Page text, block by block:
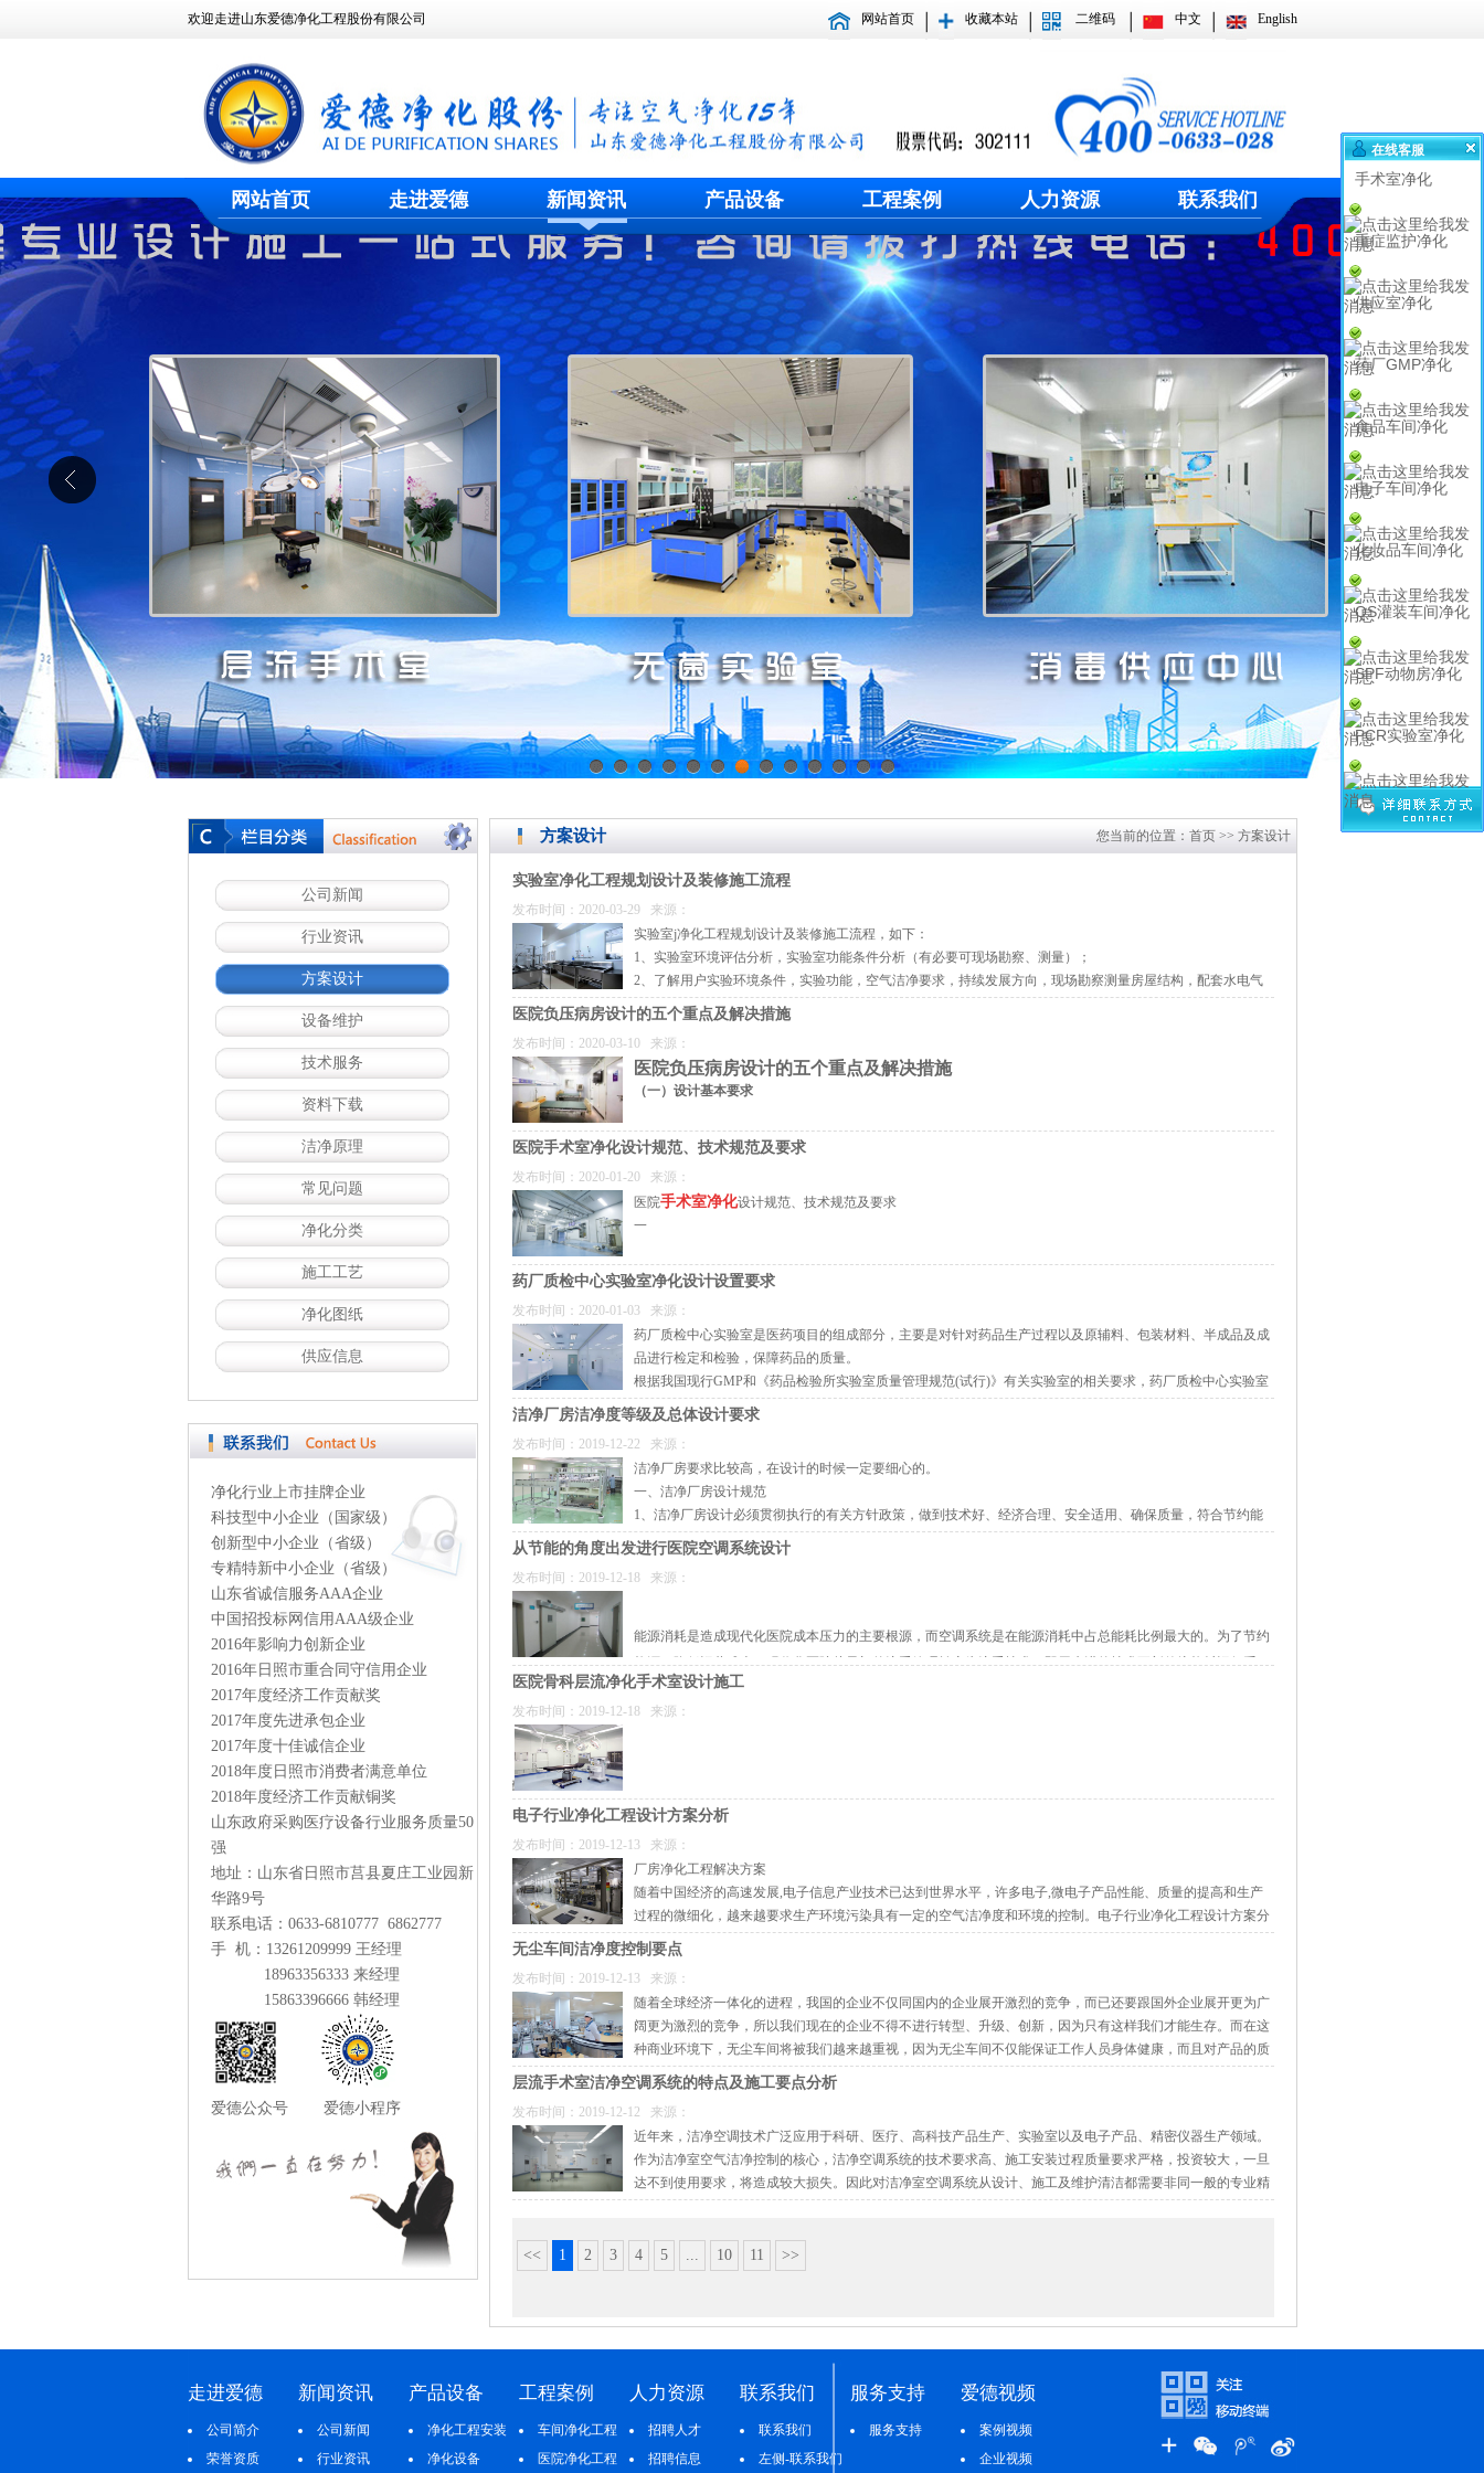
欢迎走进山东爱德净化工程股份有限公司 中文 English
二维码
网站首页 收藏本站
网站首页 走进爱德 新闻资讯 产品设备 工程案例 人力资源 联系我们
1 2 3 4 5 6 7 8 9 10 11 12 13
公司新闻
行业资讯
方案设计
设备维护
技术服务
资料下载
洁净原理
常见问题
净化分类
施工工艺
净化图纸
供应信息
净化行业上市挂牌企业
科技型中小企业（国家级）
创新型中小企业（省级）
专精特新中小企业（省级）
山东省诚信服务AAA企业
中国招投标网信用AAA级企业
2016年影响力创新企业
2016年日照市重合同守信用企业
2017年度经济工作贡献奖
2017年度先进承包企业
2017年度十佳诚信企业
2018年度日照市消费者满意单位
2018年度经济工作贡献铜奖
山东政府采购医疗设备行业服务质量50
强
地址：山东省日照市莒县夏庄工业园新
华路9号
联系电话：0633-6810777 6862777
手 机：13261209999 王经理
18963356333 来经理
15863396666 韩经理
爱德公众号 爱德小程序
方案设计 您当前的位置： 首页>> 方案设计
实验室净化工程规划设计及装修施工流程
发布时间：2020-03-29 来源：
实验室j净化工程规划设计及装修施工流程，如下：
1、实验室环境评估分析，实验室功能条件分析（有必要可现场勘察、测量）；
2、了解用户实验环境条件，实验功能，空气洁净要求，持续发展方向，现场勘察测量房屋结构，配套水电气
风安全环保条件的可行性。
3、讨论设计方案→平面配置草图→工程预算→编列工程费用→讨论定案；
4、签订设计或工程合约收取首期设计费。（总体规划平面布置图设计； 用户审核，修改方案，确认平面规划； 装饰和机电系统配
套设计，实验配套设备配置设计； 用户审核可行性安全性，修改方案，确认配置设计； 平面转三维立体设计，提供三维立体效果
图； 用户审核三维立体效果图，修改方案，确认效果设计。）
6、输出全套设计方案，工程量清单，设备配置清单，工程预算； 用户审核工程量配置和预算；
7、原始建筑结构图； 结构改变，墙体移位方案设计图；室内装饰设计图（吊顶，墙面隔断门窗，地面）； 电气配套设计图（强
气源配送设计； 实验操作台配置设计； 工程配套设备技术要求及材质说明； 施工项目说明；
8、最终确认实验室整体设计方案。
山东爱德净化工程股份有限公司公司是一家集净化工程设计、施工、维护以及产品研发、生产、销售于一体的高科技企业。公司拥
有专业的设计团队，优秀的的工程安装队伍、熟练的技术工人及完善的售后服务。本公司各类资质证书齐全，技术力量雄厚，工程
装备精良，检测设备完善，公司奉行求实、创新、质量的宗旨，一贯坚持诚信为本、科技至先的企业精神，以及为社会、用户创造
效益的经营理念，已成为国内净化工程行业中的佼佼者。欲知更多医疗洁净室净化行业知识，敬请关注微信公众号：
188（爱德净化供氧）
医院负压病房设计的五个重点及解决措施
发布时间：2020-03-10 来源：
医院负压病房设计的五个重点及解决措施
（一）设计基本要求
1.负压病房、负压ICU等建议净化级别为十万级。
2.病房均采用全新风系统，即全送全排，病房配套的缓冲间、卫生间并入病房空调系统。
3.每套负压ICU配置一套送排风系统，送风机组配置G4+F8过滤装置，室内送风口采用内置H13高效送风口送风。排风机组配置
G4+F8+H13过滤装置。
5.净化机组配置电极/电热式加湿器加湿，冷热源采用风冷模块机组提供，当机组数量较少，现场无专用机房时，可采用一体化直膨
式净化机组。
医院暖通设计
（二）暖通专业设计重点难点及解决措施
重点一：室内洁净度及温湿度的保证
净化空调风系统采用三级过滤（粗、中、亚高/高效过滤器），全新风系统表冷器配置可采用水表冷+氟表冷双表冷形式，优选蒸汽
加湿器，加上高精度控制系统，确保室内洁净度及温湿度可控。
重点二：保证医护人员工作环境安全
（1）病房空调系统采用全新风直流送风系统，室内空气全部排出，不循环使用。
（2）负压病房采用上送侧下排气流组，气流方向单一不紊乱。
（3）针对性的气流组织，室内送排风口布置如下图，流经病人的空气不经过医护，确保医护人员安全。
重点三：保证外界环境的安全
（1）合理的压力梯度，病房内污染空气不外溢，室外污染空气不侵入，实现静态隔离。_
（2）排风系统过滤对病房环境安全至关重要，在病房排风口配置高效过滤器，且可实现过滤器检漏，将所有污染物阻隔在室内，确
保室外环境甚至通风管道不被污染。
（3）排风出口设置于建筑物最高位置3米以上，确保排出空气能成环境气流充分稀释，将影响降到最低。
重点四：保证负压压差及压力梯度的恒定
（1）负压是负压病房的基础，在确保送风量满足净化要求的同时，对系统排风量设置一定的余量，且送风机、排风机均配置变频调
节，根据实际需求实时调整风量，确保在多因素影响下，仍能保证室内负压。
（3）对每个病房的送排风干管上配置定风量装置，确保房间的送风量和排风量恒定，从而保证房间的压力恒定。
（1）负压病房使用过程中的关键在于负压的维持，负压失控将导致严重的交叉感染。因此，对每一台排风机组均应设置备用机组，
在机组故障后自动开启备用机组，确保负压维持，同时也可在设备维护时互为备用。
（2）设备用电均配备双电源设置，确保电源可靠。
医院手术室净化设计规范、技术规范及要求
发布时间：2020-01-20 来源：
医院手术室净化设计规范、技术规范及要求
一
洁净手术部装饰要求
1
手术部墙体
1)手术室及洁净内走廊墙壁体选用防锈，耐擦洗，耐酸碱，防火，隔音保温的金属材料(进口电解金属板或彩钢板)制成防菌墙面，墙
体连接采用圆弧形式。
2)洁净外走廊和其他辅助用房采用彩钢板,彩钢板板厚度必须按国家标准执行
2
手术部地面
1)全部采用进口防静电,抗菌.防火.耐磨pvc卷材.
3
吊 顶
2)走廊及辅助用房设计吊顶高度达到达2800mm，采用彩钢板吊顶。
4
门
1)手术部入口门，手术室门，换车间门均设计一樘光控制感应电动门，感应装置，导轨均采用进口。手术部其他门均设计一樘电动
门。
3)相关辅房的门采用手动门。
1)每间洁净手术室的基本装备应符合表达式要求。
药厂质检中心实验室净化设计设置要求
发布时间：2020-01-03 来源：
药厂质检中心实验室是医药项目的组成部分，主要是对针对药品生产过程以及原辅料、包装材料、半成品及成
品进行检定和检验，保障药品的质量。
根据我国现行GMP和《药品检验所实验室质量管理规范(试行)》有关实验室的相关要求，药厂质检中心实验室
净化设计可根据一下方面来设置要求：
1、试剂、标准品室;
2、清洁洗涤区，如清洁室、消毒室、准备室、培养室;
3、一般分析实验区，如化学实验室、原辅料检验室、包材检验室、普通仪器窒、成品检验室;
4、资料存储、数据处理区，如档案资料室、电脑室;
5、留样观察室，包括加速稳定性考察室;
7、特殊分析作业区。分为理化系统(如高温室、精密仪器室、天平室、毒气室等)和生物系统(如抗生素微生物检定室、无菌检查室、
微生物限度检定室等)。
二、药厂质检中心实验室净化主要功能间环境净化设置
药厂质检中心环境参数的设置要求分为三类：
第一类是对功能间有空气洁净度要求的。
1、无菌检查室、微生物限度检查室和抗生素微生物检定室，应分开设置;
2、无菌检查室、微牛物限度检定室应为无菌洁净室，室内净化级别不应低于l万级，操作区应设置局部100级单向流装置;
3、对抗生素微生物检定室，其净化级别至少应为10万级。
第二类是对功能间有温、湿度要求的;
1、如加速稳定性考察室的环境参数通常为：温度40℃，湿度75%;对天平室、精密仪器室主要是要求除湿。
第三类是普通的办公区等，没有特殊要求，像毒气室则要求有专用的排气设施。
三、药厂质检中心实验室净化空气净化系统及辅助设施
1、人净设施
确认空气洁净度的等级要求，在进入洁净区的工作人员需更衣，目的是阻止灰尘进入。为了避免交叉污染，1万级无菌室、1万级非
无菌室和10万级洁净室的人员净化设施应分别设置。在进入不同的洁净室时，应更换相对应的洁净衣。
2、物净设施
物料净化是指对生产、操作所用的原辅物料、试剂、半成品、包装材料等的净化，进入无菌室的物品和物净设施应按无菌要求处理
和设置。物净设施有：传递窗(带紫外线杀菌)、外清间、消毒间、缓冲间、工器具清洗间等相关设施。
爱德净化公司主营净化系统工程项目及配套设施安装，如净化手术室及重症监护ICU、供应室、实验室净化、电子厂房、医药、食
品卫生空气净化厂房、恒温恒湿工程的设计、施工、售后服务及配套产品开发，公司与国内多所高校及国际知名公司建立了良好的
合作伙伴关系。欲知更多实验室室净化行业知识，敬请关注微信公众号：Aide-188（爱德净化供氧）
洁净厂房洁净度等级及总体设计要求
发布时间：2019-12-22 来源：
洁净厂房要求比较高，在设计的时候一定要细心的。
一、洁净厂房设计规范
1、洁净厂房设计必须贯彻执行的有关方针政策，做到技术好、经济合理、安全适用、确保质量，符合节约能
源和环境保护的要求。
2、本规范适用于新建和改建、扩建的洁净厂房设计，但不适用于以细菌为控制对象的生物洁净室。本规范有关防火和疏散、消防设
施章节的规定，不适用于建筑高度超过24米的高层洁净厂房和地下洁净厂房的设计。
3、在利用原有建筑进行洁净技术改造时，洁净厂房设计必须根据生产工艺要求，因地制宜、区别对待，充分利用已有的技术设施。
4、洁净厂房设计应为施工安装、维护管理、测试和安全运行创造必要的条件。
5、洁净厂房设计除应按本规范执行外，尚应符合现行的标准、规范的有关要求。
二、 空气洁净度等级
1、空气洁净度应按表2.0.1规定划分为四个等级。
注：对于空气洁净度为100级的洁净室内大于等于5微米尘粒的计算应进行多次采样。当其多次出现时，方可认为该测试数值是可靠
的。
2、洁净室空气洁净度等级的检验，应以动态条件下测试的尘粒数为依据。洁净室空气洁净度的测试，应符合附录二规定。
三、总体设计
*节 洁净厂房位置选择和总平面布置
1、洁净厂房位置的选择，应根据下列要求并经技术经济方案比较后确定：
一、应在大气含尘浓度较低，自然环境较好的区域；
二、应远离铁路、码头、机场、交通要道以及散发大量粉尘和有害气体的工厂、贮仓、堆场等有严重空气污染、振动或噪声干扰的
区域。如不能远离严重空气污染源时，则应位于其zui大频率风向上风侧，或全年zui小频率风向下风侧；
振动值进行分析比较。
5、洁净厂房周围宜设置环形消防车道(可利用交通道路)，如有困难时，可沿厂房的两个长边设置消防车道。
7、洁净厂房周围应进行绿化。可铺植草坪、种植对大气含尘农度不产生有害影响的树木，并形成绿化小区。但不得妨碍消防操作。
第二节；工艺布置和设计综合协调
从节能的角度出发进行医院空调系统设计
发布时间：2019-12-18 来源：
能源消耗是造成现代化医院成本压力的主要根源，而空调系统是在能源消耗中占总能耗比例最大的。为了节约
能源，降低运营成本，现代化医院从最初的注重管理转变为注重技术，即用先进的技术更新传统能耗运行系
统，不断升级和优化医院耗能系统的结构，提升整体节能水平。
降低空调系统的运行能耗，首先需要一个节能合理的空调设计方案, 这包括空调分区、新风量的设计等等;其次也需要加强空调运行
的管理控制和系统维护;另外, 还要在空调设备选型方面进行考虑，尽可能地选用一些节能的高效设备。下面小编将为大家介绍医院
空调系统的节能设计方案。
一、设计合理节能的空调系统
设计空调系统, 首要是选用合理的室内设计参数。而室内参数的设计已不能按照传统的观念进行考虑，设计人员需要具有节能意识。
一个项目工程投产后再进行设备、安装等方面的改造相对容易, 但要改变设计参数就不是那么容易的事了，因此，设计节能空调，设
计参数尤为重要。这里的设计参数主要有：新风比新风量、换气次数、室内温湿度、单位面积冷(热)负荷等。
1、选定合适的新风比
在洁净空调中, 处理新风的耗能占了系统耗能的很大一部分。因此，在满足生产工艺和操作人员需要的情况下，在《规范》允许的范
围内，应尽可能采用低的新风比。洁净空间内的回风温、湿度接近送风温、湿度要求，而且较新风要洁净，能回风的净化系统，尽
可能多地采用回风，提高系统的回风利用量，不能回风或采用少量回风的系统, 要进行能量回收。
新风量的确定，应遵循《洁净厂房设计规范》或《医药工业洁净厂房设计规范》;对于密闭程度高的洁净厂房，新风量不能过低，否
则，室内工作人员易产生“闷”的感觉。
2、采用较低的换气次数
在医药行业, 新的《药品生产质量管理规范》中，对各洁净级别的换气次数没有做相应的规定，设计人员不应照搬以前的《规范》或
所谓的设计经验，一味地扩大换气次数，而应紧密结合当地的大气含尘情况以及工程的装修效果，合理确定换气次数。
比如，在南方等城市，室外大气含尘浓度低或者工程项目的装修标准较高。室内尘粒少、工艺本身又较先进，这类项目的洁净空调
可以适当降低换气次数。《洁净厂房设计规范》中关于换气次数的推荐只能作为设计时的参考, 而不是必须遵守的规定。
3、合理选定室内温湿度及单位面积冷(热)负荷
洁净室温湿度的确定应与生产工艺的要求相适应，在无特殊要求时，洁净室内的温湿度取值尽量取《规范》上限，同时要满足人体
医院骨科层流净化手术室设计施工
发布时间：2019-12-18 来源：
电子行业净化工程设计方案分析
发布时间：2019-12-13 来源：
厂房净化工程解决方案
随着中国经济的高速发展,电子信息产业技术已达到世界水平，许多电子,微电子产品性能、质量的提高和生产
过程的微细化，越来越要求生产环境污染具有一定的空气洁净度和环境的控制。电子行业净化工程设计方案分
析,目前国内还没有统一的电子产品的空气洁净度等级或生产环境控制要求的统一规定，所以一般是依据《洁净厂房设计规范》
(GB50073-2001)以及电子产品的生产厂家实际经验等来确定电子厂房的洁净度等级和温湿度的要求。
净化工程的设计过程中，应加强对光电子行业中净化工程设计方案分析了解,根据该工程是新建工程或者是旧厂房改造工程，并结合
其具体的生产工艺、生产流程等要求确定其需要的洁净度、温湿度。再根据该工程的具体情况，同时还要考虑到生产厂家的经济承
受能力，综合各种因素来确定采用何种净化方案，这样才可设计出一个能满足甲方生产使用要求、工程造价合理、经济节能实用的
方案。
常见洁净厂房的方式有如下几点：
这是一个最传统的净化空调系统的设计方案。组合式空气处理机组里含有各种功能段，如混合段、中建南方初效过滤段、表冷段、
二次回风段(或中间段)、加热段、加湿段、中效过滤段、风机段等。其冷源由冷水机组提供。
优点：1)、空气处理效果好，因空气经过集中处理，在送风过程中被污染程度较低。送风的温度、湿度的控制比较精确;B、比较适
用于有集中冷源的或是较大的厂房;C、空调冷热源可与厂房普通空调系统合用或独立冷热源;D、维修频率较低;E、车间的噪音低。
合式空气处理机组，常用外形尺寸为6450×1850×2250mm左右。对于旧厂房改造项目来说比较困难空出一个20-30㎡的机房的;B、造
价高。特点：A、建议新风经过集中处理后再与回风混合，这样可以减少表冷段的冷处理负担;C、这类方案一般可以适用洁净度较
或净化车间内，增压风柜也可以布置于机房内或吊在机房内或在夹层内。
优点：A、空气处理效果较好的，处理过后的空气在送风过程中被污染程度低。送风的温度、湿度控制效果可以达到较好的控制。
主要在空气处理机组(增压风柜)里进行控制;B、布置灵活。自带冷源;C、大小厂房、新旧厂房都适用;D、维修频率较低;E、车间噪音
无尘车间洁净度控制要点
发布时间：2019-12-13 来源：
随着全球经济一体化的进程，我国的企业不仅同国内的企业展开激烈的竞争，而已还要跟国外企业展开更为广
阔更为激烈的竞争，所以我们现在的企业不得不进行转型、升级、创新，因为只有这样我们才能生存。而在这
种商业环境下，无尘车间将被我们越来越重视，因为无尘车间不仅能保证工作人员身体健康，而且对产品的质
量、精度、成品率、稳定性等都有显著作用。
下面，小编来详细介绍一下洁净厂房施工的监控要求：
一、 通风空调专业洁净度控制要点
洁净空调施工在GMP厂房机电设备安装施工过程中，是重中之重。故必须对其施工质量进行严格控制。在施工过程中应注意以下事
2.洁净度质量控制必须从施工第一道工序抓起，严格材料进场，并将购置的镀锌铁皮堆放在室内用塑料布盖好，启用时，每张铁皮
制。只有这样，洁净质量才能保证达标，真正符合洁净车间对通风管道的要求。
二、 电气专业洁净度控制要点
1.根据《洁净室施工及验收规范》（JGJ71-90）的要求，洁净室内的配电箱安装，其内部不得有灰尘，箱体的露出表面应不产尘、
干净、光滑、易清扫，箱体与墙体接缝处必须进行密封处理等要求。故墙体上配电箱安装可参考如下安装方法（如下图）：
此配电箱体面盖的尺寸需参考墙体（彩钢板）厚度来订制，且要注意露出部份箱体的厚度须与面盖深度相匹配，以避免安装后配电
2.GMP厂房里制药设备到位后，各种动力源〈水、电、汽〉管道都要用暗管形式接到所在机器位置，尽量避免明管。如果实在不能
层流手术室洁净空调系统的特点及施工要点分析
发布时间：2019-12-12 来源：
近年来，洁净空调技术广泛应用于科研、医疗、高科技产品生产、实验室以及电子产品、精密仪器生产领域。
作为洁净室空气洁净控制的核心，洁净空调系统的技术要求高、施工安装过程质量要求严格，投资较大，一旦
达不到使用要求，将造成较大损失。因此对洁净室空调系统从设计、施工及维护清洁都需要非同一般的专业精
(一)风量大
洁净室主要是通过空气量的循环来过滤空气中的尘埃、细菌等，实现对空气中非生物粒子和生物粒子的控制。为达到洁净的标准，
差/pa
数/h
台工作面高
/(m/s)
℃
最小新风量
对相邻
洁净室
/(m3/
.h))
/ h
<< 1 2 3 4 5 ... 10 11 >>
走进爱德
公司简介
荣誉资质
新闻资讯
公司新闻
行业资讯
产品设备
净化工程安装
净化设备
工程案例
车间净化工程
医院净化工程
人力资源
招聘人才
招聘信息
联系我们
联系我们
左侧-联系我们
服务支持
服务支持
爱德视频
案例视频
企业视频
在线客服
手术室净化
重症监护净化
供应室净化
药厂GMP净化
食品车间净化
电子车间净化
化妆品车间净化
QS灌装车间净化
SPF动物房净化
PCR实验室净化